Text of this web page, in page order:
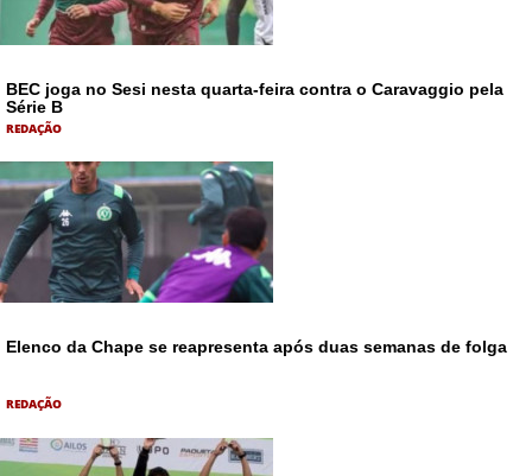
BEC joga no Sesi nesta quarta-feira contra o Caravaggio pela
Série B
REDAÇÃO
Elenco da Chape se reapresenta após duas semanas de folga
REDAÇÃO